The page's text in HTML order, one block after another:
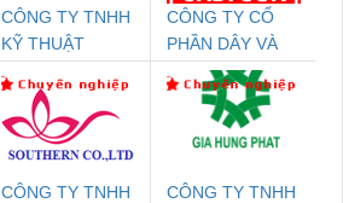
CÔNG TY TNHH
KỸ THUẬT
NAM
CÔNG TY CỔ
PHẦN DÂY VÀ
CÁP ĐIỆN
THƯỢNG ĐÌNH
CÔNG TY TNHH
CÔNG TY TNHH